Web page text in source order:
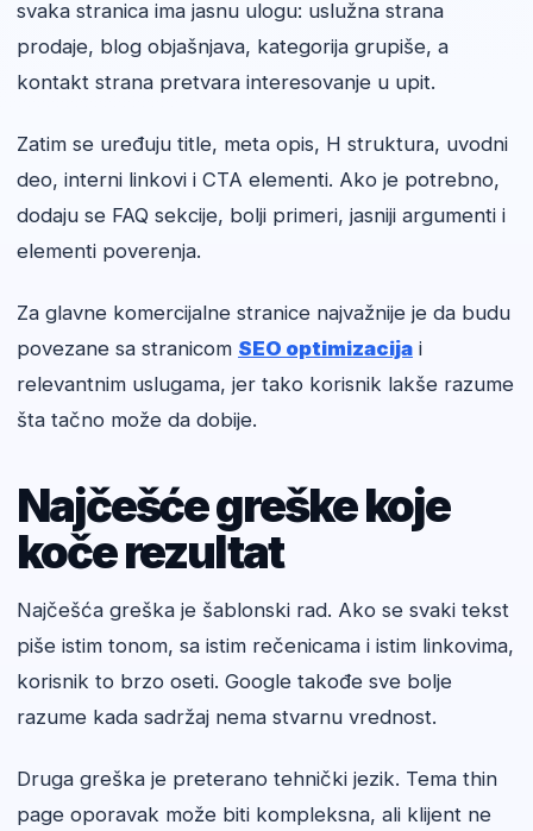
svaka stranica ima jasnu ulogu: uslužna strana
prodaje, blog objašnjava, kategorija grupiše, a
kontakt strana pretvara interesovanje u upit.
Zatim se uređuju title, meta opis, H struktura, uvodni
deo, interni linkovi i CTA elementi. Ako je potrebno,
dodaju se FAQ sekcije, bolji primeri, jasniji argumenti i
elementi poverenja.
Za glavne komercijalne stranice najvažnije je da budu
povezane sa stranicom SEO optimizacija i
relevantnim uslugama, jer tako korisnik lakše razume
šta tačno može da dobije.
Najčešće greške koje
koče rezultat
Najčešća greška je šablonski rad. Ako se svaki tekst
piše istim tonom, sa istim rečenicama i istim linkovima,
korisnik to brzo oseti. Google takođe sve bolje
razume kada sadržaj nema stvarnu vrednost.
Druga greška je preterano tehnički jezik. Tema thin
page oporavak može biti kompleksna, ali klijent ne